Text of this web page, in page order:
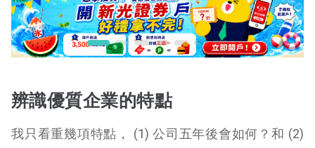
辨識優質企業的特點
我只看重幾項特點， (1) 公司五年後會如何？和 (2)